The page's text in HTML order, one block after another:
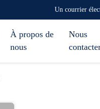
Un courrier
À propos de
nous
Nous